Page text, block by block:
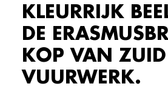
KLEURRIJK
DE
KOP VAN
VUURWERK.